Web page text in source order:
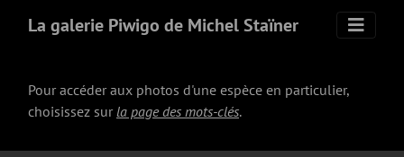
La galerie Piwigo de Michel Staïner
Pour accéder aux photos d'une espèce en particulier,
choisissez surla page des mots-clés.